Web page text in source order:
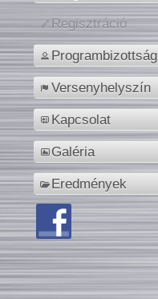
Regisztráció
Programbizottság
Versenyhelyszín
Kapcsolat
Galéria
Eredmények